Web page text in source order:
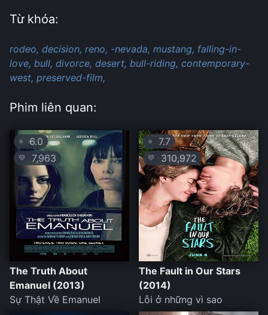
Từ khóa:
rodeo, decision, reno, -nevada, mustang, falling-in-
love, bull, divorce, desert, bull-riding, contemporary-
west, preserved-film,
Phim liên quan:
⭐ 6.0
💛 7,963
The Truth About
Emanuel (2013)
Sự Thật Về Emanuel
⭐ 7.7
💛 310,972
The Fault in Our Stars
(2014)
Lỗi ở những vì sao